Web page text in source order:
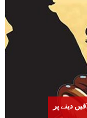
دینے پر